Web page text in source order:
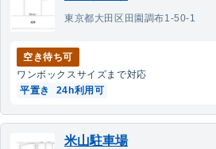
東京都大田区田園調布1-50-1
空き待ち可
ワンボックスサイズまで対応
平置き
24h利用可
米山駐車場